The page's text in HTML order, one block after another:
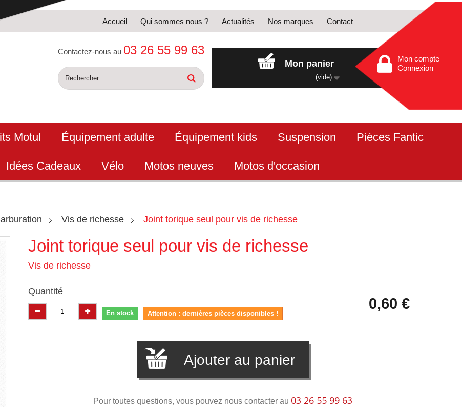
Accueil Qui sommes nous ? Actualités Nos marques Contact
Contactez-nous au 03 26 55 99 63
Mon panier
(vide)
Mon compte
Connexion
Motul Équipement adulte Équipement kids Suspension Pièces Fantic
Idées Cadeaux Vélo Motos neuves Motos d'occasion
Vis de richesse Joint torique seul pour vis de richesse
Joint torique seul pour vis de richesse
Vis de richesse
Quantité
En stock Attention : dernières pièces disponibles !
0,60 €
Ajouter au panier
Pour toutes questions, vous pouvez nous contacter au 03 26 55 99 63